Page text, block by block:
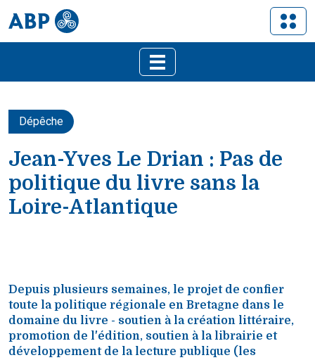
Dépêche
Jean-Yves Le Drian : Pas de
politique du livre sans la
Loire-Atlantique
Depuis plusieurs semaines, le projet de confier
toute la politique régionale en Bretagne dans le
domaine du livre - soutien à la création littéraire,
promotion de l'édition, soutien à la librairie et
développement de la lecture publique (les